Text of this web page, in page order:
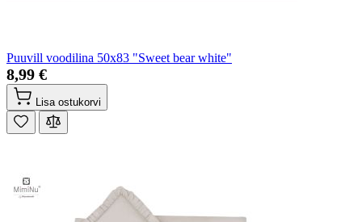
Puuvill voodilina 50x83 "Sweet bear white"
8,99 €
Lisa ostukorvi